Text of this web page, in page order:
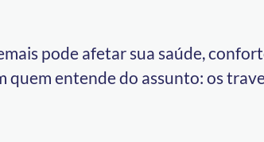
pode afetar sua saúde,
quem entende do assunto: os